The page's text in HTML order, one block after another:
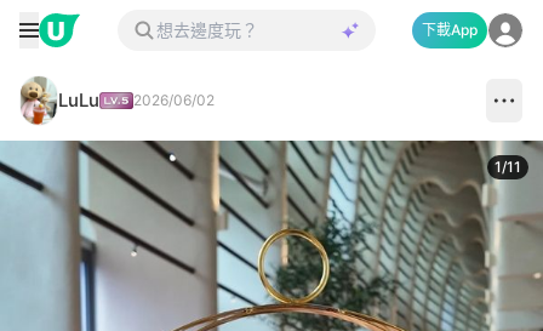
下載App
LuLu 2026/06/02
1/11